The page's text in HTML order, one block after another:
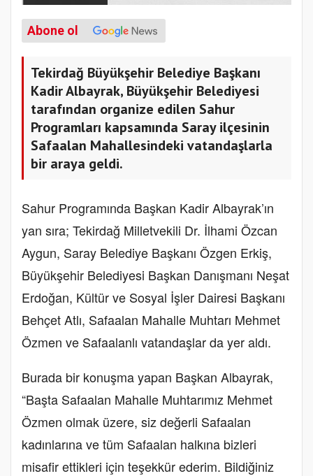
Abone ol
Tekirdağ Büyükşehir Belediye Başkanı
Kadir Albayrak, Büyükşehir Belediyesi
tarafından organize edilen Sahur
Programları kapsamında Saray ilçesinin
Safaalan Mahallesindeki vatandaşlarla
bir araya geldi.
Sahur Programında Başkan Kadir Albayrak’ın
yan sıra; Tekirdağ Milletvekili Dr. İlhami Özcan
Aygun, Saray Belediye Başkanı Özgen Erkiş,
Büyükşehir Belediyesi Başkan Danışmanı Neşat
Erdoğan, Kültür ve Sosyal İşler Dairesi Başkanı
Behçet Atlı, Safaalan Mahalle Muhtarı Mehmet
Özmen ve Safaalanlı vatandaşlar da yer aldı.
Burada bir konuşma yapan Başkan Albayrak,
“Başta Safaalan Mahalle Muhtarımız Mehmet
Özmen olmak üzere, siz değerli Safaalan
kadınlarına ve tüm Safaalan halkına bizleri
misafir ettikleri için teşekkür ederim. Bildiğiniz